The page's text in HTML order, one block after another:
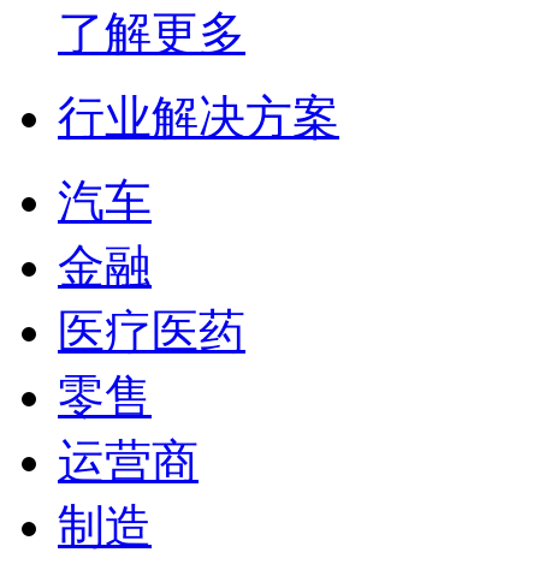
了解更多
行业解决方案
汽车
金融
医疗医药
零售
运营商
制造